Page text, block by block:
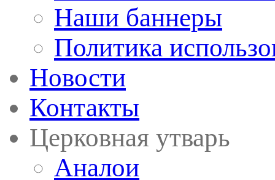
Наши баннеры
Политика
Новости
Контакты
Церковная утварь
Аналои